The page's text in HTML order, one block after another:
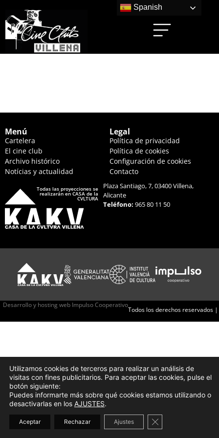
Menú
Cartelera
El cine club
Archivo histórico
Notícias y actualidad
Legal
Política de privacidad
Política de cookies
Configuración de cookies
Contacto
Todas las proyecciones se
realizarán en CASA de la
CVLTURA
Plaza Santiago, 7, 03400 Villena,
Alicante
Teléfono:965 80 11 50
Todos los derechos reservados |
Desarrollo y hosting web Impulso Cooperativo
Spanish
Utilizamos cookies de terceros para realizar un análisis de
visitas con fines publicitarios. Para aceptar las cookies, pulse el
botón siguiente:
Puedes informarte más sobre qué cookies estamos utilizando o
desactivarlas en los AJUSTES.
Aceptar Rechazar Ajustes Cerrar el banner de